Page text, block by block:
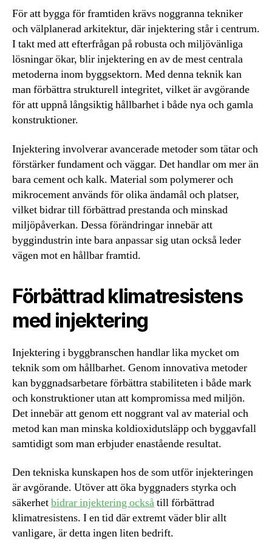
För att bygga för framtiden krävs noggranna tekniker
och välplanerad arkitektur, där injektering står i centrum.
I takt med att efterfrågan på robusta och miljövänliga
lösningar ökar, blir injektering en av de mest centrala
metoderna inom byggsektorn. Med denna teknik kan
man förbättra strukturell integritet, vilket är avgörande
för att uppnå långsiktig hållbarhet i både nya och gamla
konstruktioner.
Injektering involverar avancerade metoder som tätar och
förstärker fundament och väggar. Det handlar om mer än
bara cement och kalk. Material som polymerer och
mikrocement används för olika ändamål och platser,
vilket bidrar till förbättrad prestanda och minskad
miljöpåverkan. Dessa förändringar innebär att
byggindustrin inte bara anpassar sig utan också leder
vägen mot en hållbar framtid.
Förbättrad klimatresistens
med injektering
Injektering i byggbranschen handlar lika mycket om
teknik som om hållbarhet. Genom innovativa metoder
kan byggnadsarbetare förbättra stabiliteten i både mark
och konstruktioner utan att kompromissa med miljön.
Det innebär att genom ett noggrant val av material och
metod kan man minska koldioxidutsläpp och byggavfall
samtidigt som man erbjuder enastående resultat.
Den tekniska kunskapen hos de som utför injekteringen
är avgörande. Utöver att öka byggnaders styrka och
säkerhetbidrar injektering ocksåtill förbättrad
klimatresistens. I en tid där extremt väder blir allt
vanligare, är detta ingen liten bedrift.